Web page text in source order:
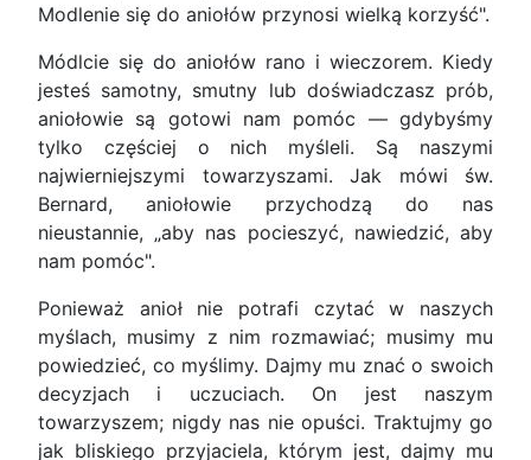
Modlenie się do aniołów przynosi wielką korzyść".
Módlcie się do aniołów rano i wieczorem. Kiedy
jesteś samotny, smutny lub doświadczasz prób,
aniołowie są gotowi nam pomóc — gdybyśmy
tylko częściej o nich myśleli. Są naszymi
najwierniejszymi towarzyszami. Jak mówi św.
Bernard, aniołowie przychodzą do nas
nieustannie, „aby nas pocieszyć, nawiedzić, aby
nam pomóc".
Ponieważ anioł nie potrafi czytać w naszych
myślach, musimy z nim rozmawiać; musimy mu
powiedzieć, co myślimy. Dajmy mu znać o swoich
decyzjach i uczuciach. On jest naszym
towarzyszem; nigdy nas nie opuści. Traktujmy go
jak bliskiego przyjaciela, którym jest, dajmy mu